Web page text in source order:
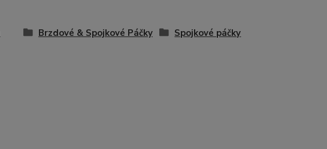
Brzdové & Spojkové Páčky Spojkové páčky